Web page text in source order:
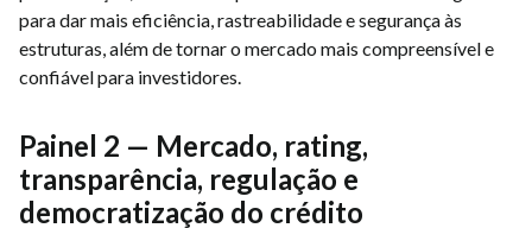
para dar mais eficiência, rastreabilidade e segurança às
estruturas, além de tornar o mercado mais compreensível e
confiável para investidores.
Painel 2 — Mercado, rating,
transparência, regulação e
democratização do crédito